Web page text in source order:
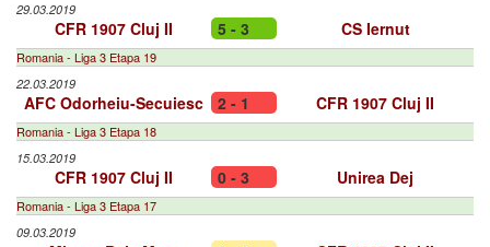
29.03.2019
CFR 1907 Cluj II 5 - 3 CS Iernut
Romania - Liga 3 Etapa 19
22.03.2019
AFC Odorheiu-Secuiesc 2 - 1 CFR 1907 Cluj II
Romania - Liga 3 Etapa 18
15.03.2019
CFR 1907 Cluj II 0 - 3 Unirea Dej
Romania - Liga 3 Etapa 17
09.03.2019